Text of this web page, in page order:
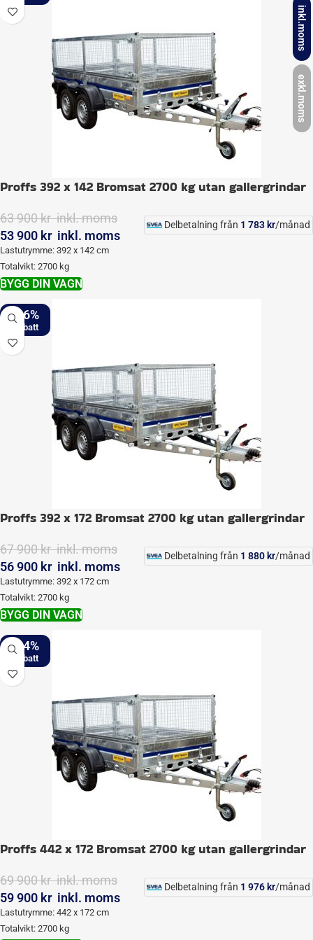
inkl.moms
exkl.moms
Proffs 392 x 142 Bromsat 2700 kg utan gallergrindar
63 900kr inkl. moms
53 900 kr inkl. moms
Delbetalning från 1 783 kr/månad
Lastutrymme: 392 x 142 cm
Totalvikt: 2700 kg
BYGG DIN VAGN
-16%
Proffs 392 x 172 Bromsat 2700 kg utan gallergrindar
67 900kr inkl. moms
56 900 kr inkl. moms
Delbetalning från 1 880 kr/månad
Lastutrymme: 392 x 172 cm
Totalvikt: 2700 kg
BYGG DIN VAGN
-14%
Proffs 442 x 172 Bromsat 2700 kg utan gallergrindar
69 900kr inkl. moms
59 900 kr inkl. moms
Delbetalning från 1 976 kr/månad
Lastutrymme: 442 x 172 cm
Totalvikt: 2700 kg